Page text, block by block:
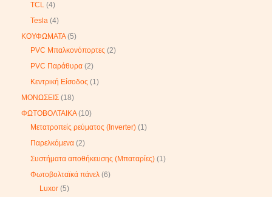
TCL 4
Tesla 4
ΚΟΥΦΩΜΑΤΑ 5
PVC Μπαλκονόπορτες 2
PVC Παράθυρα 2
Κεντρική Είσοδος
1
ΜΟΝΩΣΕΙΣ 18
ΦΩΤΟΒΟΛΤΑΙΚΑ 10
Μετατροπείς ρεύματος (Inverter) 1
Παρελκόμενα 2
Συστήματα αποθήκευσης (Μπαταρίες) 1
Φωτοβολταϊκά πάνελ 6
Luxor 5